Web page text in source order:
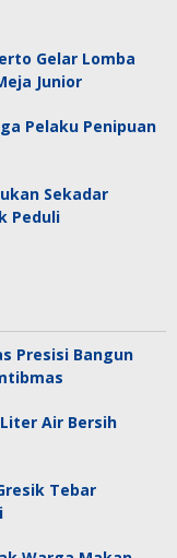
Gelar Lomba
Junior
Pelaku Penipuan
Sekadar
Peduli
Presisi Bangun
Air Bersih
Tebar